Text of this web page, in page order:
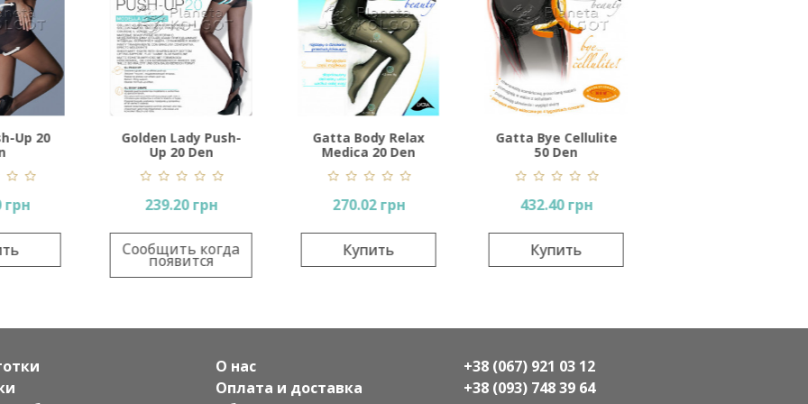
Push-
Den
грн
когда
Gatta Body Relax
Medica 20 Den
270.02 грн
Купить
Gatta Bye Cellulite
50 Den
432.40 грн
Купить
Gatta Body Lift-Up
20 Den
314.18 грн
Купить
О нас
Оплата и доставка
+38 (067) 921 03 12
+38 (093) 748 39 64